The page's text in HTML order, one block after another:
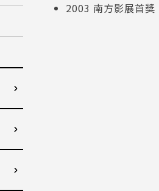
2003 南方影展首獎